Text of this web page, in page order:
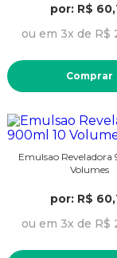
por: R$
ou em 3x de R$
Comprar
Emulsao Reveladora
Volumes
por: R$
ou em 3x de R$